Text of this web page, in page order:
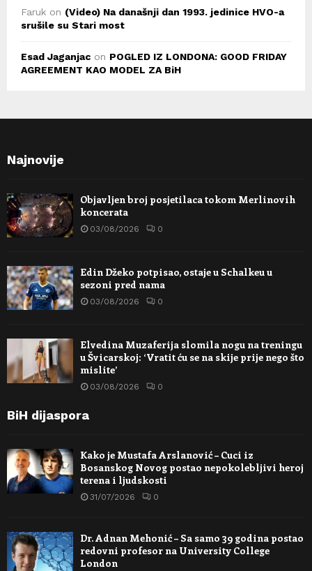
Faruk on (Video) Na današnji dan 1993. jedinice HVO-a
srušile su Stari most
Esad Jaganjac on POGLED IZ LONDONA: GOOD FRIDAY
AGREEMENT KAO MODEL ZA BiH
Najnovije
Objavljen broj posjetilaca tokom Merlinovih
koncerata
03/08/2026 0
Edin Džeko potpisao, ostaje u Schalkeu u
sezoni pred nama
03/08/2026 0
Elvedina Muzaferija slomila nogu na treningu
u Švicarskoj: ‘Vratit ću se na skije prije nego što
mislite’
03/08/2026 0
BiH dijaspora
Kako je Mustafa Arslanović – Cuci iz
Bosanskog Novog postao nepokolebljivi heroj
terena i ljudskosti
31/07/2026 0
Dr. Adnan Mehonić – Sa samo 39 godina postao
redovni profesor na University College
London